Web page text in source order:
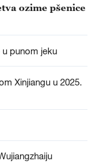
ozime pšenice
punom jeku
Xinjiangu u 2025.